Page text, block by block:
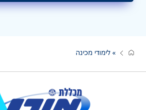
» לימודי מכינה